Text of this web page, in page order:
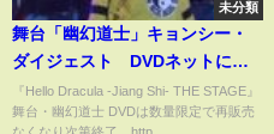
未分類
舞台「幽幻道士」キョンシー・
ダイジェスト DVDネットにて
数量限定発売『Hello Dracula-
Jiang Shi- THE STAGE』for J-
『Hello Dracula -Jiang Shi- THE STAGE』
舞台・幽幻道士 DVDは数量限定で再販売